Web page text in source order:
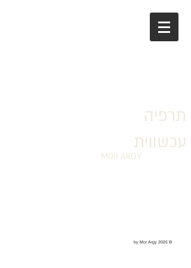
תרפיה
עכשווית
MOR ARGY
© 2025 by Mor Argy